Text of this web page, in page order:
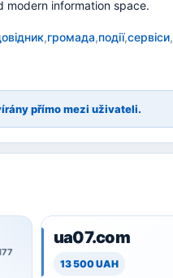
modern information space.
,громада,події,сервіси,
přímo mezi uživateli.
ua07.com
13 500 UAH